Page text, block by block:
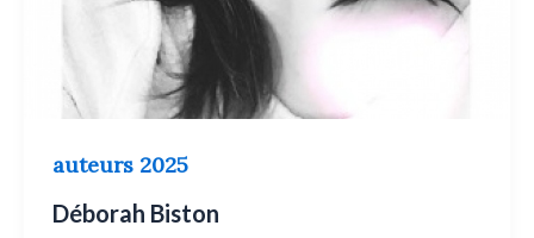
auteurs 2025
Déborah Biston